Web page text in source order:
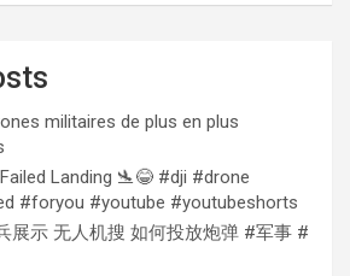
militaires de plus en plus
Landing 🛬😂 #dji #drone
#foryou #youtube #youtubeshorts
展示 无人机搜 如何投放炮弹 #军事 #